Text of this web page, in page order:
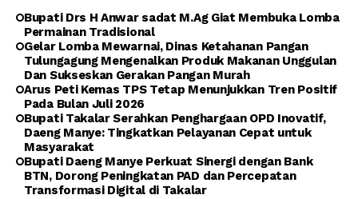
Bupati Drs H Anwar sadat M.Ag Giat Membuka Lomba
Permainan Tradisional
Gelar Lomba Mewarnai, Dinas Ketahanan Pangan
Tulungagung Mengenalkan Produk Makanan Unggulan
Dan Sukseskan Gerakan Pangan Murah
Arus Peti Kemas TPS Tetap Menunjukkan Tren Positif
Pada Bulan Juli 2026
Bupati Takalar Serahkan Penghargaan OPD Inovatif,
Daeng Manye: Tingkatkan Pelayanan Cepat untuk
Masyarakat
Bupati Daeng Manye Perkuat Sinergi dengan Bank
BTN, Dorong Peningkatan PAD dan Percepatan
Transformasi Digital di Takalar